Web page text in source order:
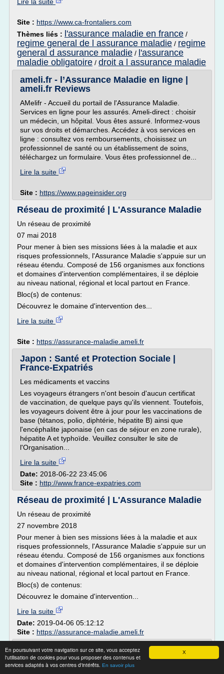
X
En poursuivant votre navigation sur ce site, vous acceptez
l'utilisation de cookies pour vous proposer des contenus et
services adaptés à vos centres d'intérêts. En savoir plus
Site : https://www.ca-frontaliers.com
Thèmes liés :
l'assurance maladie en france /
regime general de l assurance maladie / regime
general d assurance maladie / l'assurance
maladie obligatoire / droit a l assurance maladie
ameli.fr - l’Assurance Maladie en ligne |
ameli.fr Reviews
AMelifr - Accueil du portail de l'Assurance Maladie.
Services en ligne pour les assurés. Ameli-direct : choisir
un médecin, un hôpital. Vous êtes assuré. Informez-vous
sur vos droits et démarches. Accédez à vos services en
ligne : consultez vos remboursements, choisissez un
professionnel de santé ou un établissement de soins,
téléchargez un formulaire. Vous êtes professionnel de...
Lire la suite
Site : https://www.pageinsider.org
Réseau de proximité | L'Assurance Maladie
Un réseau de proximité
07 mai 2018
Pour mener à bien ses missions liées à la maladie et aux
risques professionnels, l'Assurance Maladie s'appuie sur un
réseau étendu. Composé de 156 organismes aux fonctions
et domaines d'intervention complémentaires, il se déploie
au niveau national, régional et local partout en France.
Bloc(s) de contenus:
Découvrez le domaine d'intervention des...
Lire la suite
Site : https://assurance-maladie.ameli.fr
Japon : Santé et Protection Sociale |
France-Expatriés
Les médicaments et vaccins
Les voyageurs étrangers n'ont besoin d'aucun certificat
de vaccination, de quelque pays qu'ils viennent. Toutefois,
les voyageurs doivent être à jour pour les vaccinations de
base (tétanos, polio, diphtérie, hépatite B) ainsi que
l'encéphalite japonaise (en cas de séjour en zone rurale),
hépatite A et typhoïde. Veuillez consulter le site de
l'Organisation...
Lire la suite
Date: 2018-06-22 23:45:06
Site : http://www.france-expatries.com
Réseau de proximité | L'Assurance Maladie
Un réseau de proximité
27 novembre 2018
Pour mener à bien ses missions liées à la maladie et aux
risques professionnels, l'Assurance Maladie s'appuie sur un
réseau étendu. Composé de 156 organismes aux fonctions
et domaines d'intervention complémentaires, il se déploie
au niveau national, régional et local partout en France.
Bloc(s) de contenus:
Découvrez le domaine d'intervention...
Lire la suite
Date: 2019-04-06 05:12:12
Site : https://assurance-maladie.ameli.fr
Assurance maladie à l'étranger | service-
public.fr